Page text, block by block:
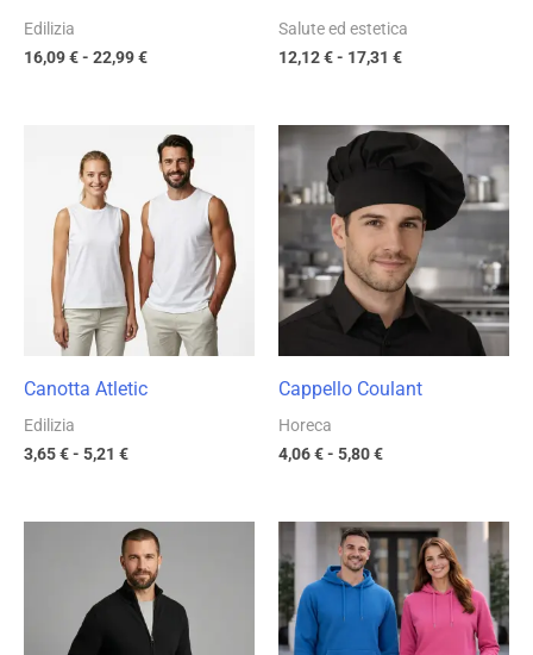
Edilizia
16,09€- 22,99€
Salute ed estetica
12,12€- 17,31 €
Canotta Atletic
Edilizia
3,65€- 5,21 €
Fascia
prezzo:
da
3,65 €
a
5,21 €
Cappello Coulant
Horeca
4,06€- 5,80€
Fascia
di
4,06 €
5,80 €
Fascia
di
prezzo:
da
15,32 €
a
Fascia
di
prezzo:
da
11,75 €
a